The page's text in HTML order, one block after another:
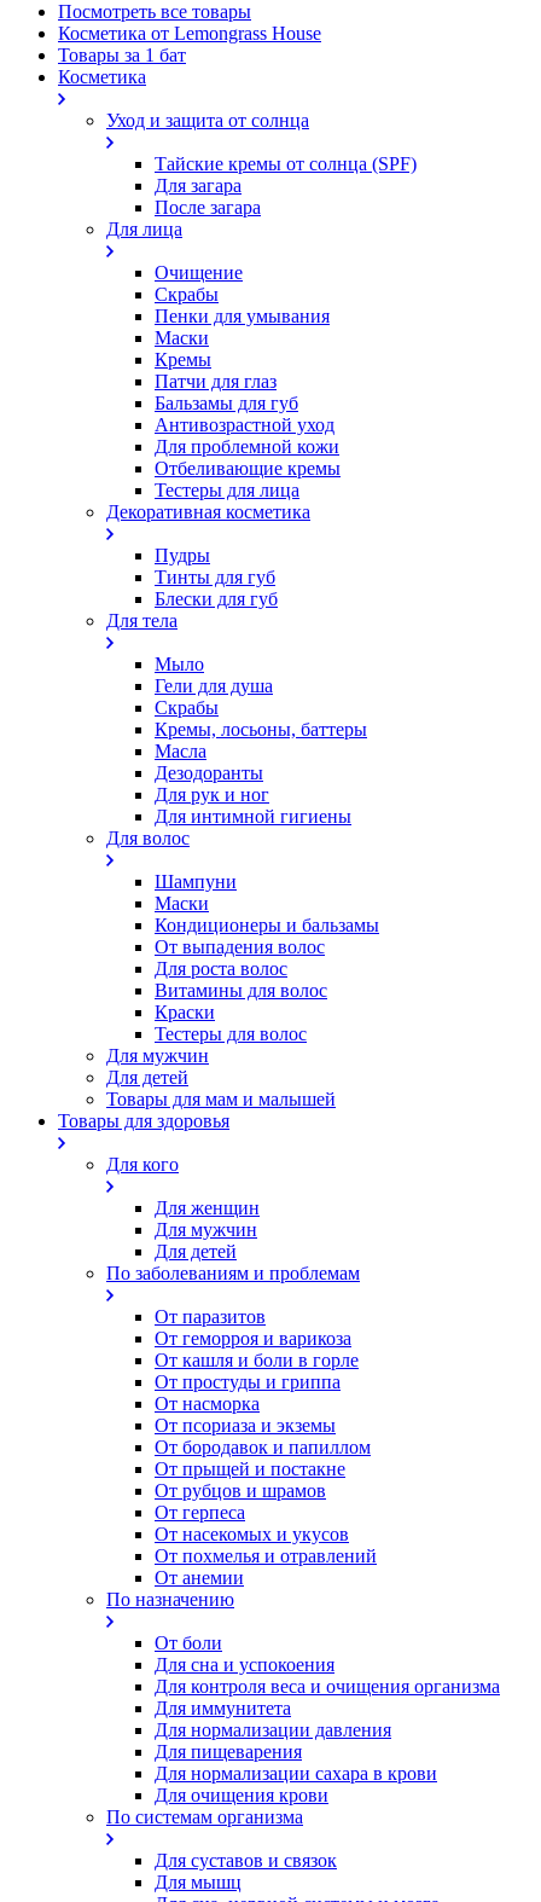
Посмотреть все товары
Косметика от Lemongrass House
Товары за 1 бат
Косметика
Уход и защита от солнца
Тайские кремы от солнца (SPF)
Для загара
После загара
Для лица
Очищение
Скрабы
Пенки для умывания
Маски
Кремы
Патчи для глаз
Бальзамы для губ
Антивозрастной уход
Для проблемной кожи
Oтбеливающие кремы
Тестеры для лица
Декоративная косметика
Пудры
Тинты для губ
Блески для губ
Для тела
Мыло
Гели для душа
Скрабы
Кремы, лосьоны, баттеры
Масла
Дезодоранты
Для рук и ног
Для интимной гигиены
Для волос
Шампуни
Маски
Кондиционеры и бальзамы
От выпадения волос
Для роста волос
Витамины для волос
Краски
Тестеры для волос
Для мужчин
Для детей
Товары для мам и малышей
Товары для здоровья
Для кого
Для женщин
Для мужчин
Для детей
По заболеваниям и проблемам
От паразитов
Oт геморроя и варикоза
От кашля и боли в горле
От простуды и гриппа
От насморка
Oт псориаза и экземы
От бородавок и папиллом
От прыщей и постакне
От рубцов и шрамов
От герпеса
От насекомых и укусов
От похмелья и отравлений
От анемии
По назначению
От боли
Для сна и успокоения
Для контроля веса и очищения организма
Для иммунитета
Для нормализации давления
Для пищеварения
Для нормализации сахара в крови
Для очищения крови
По системам организма
Для суставов и связок
Для мышц